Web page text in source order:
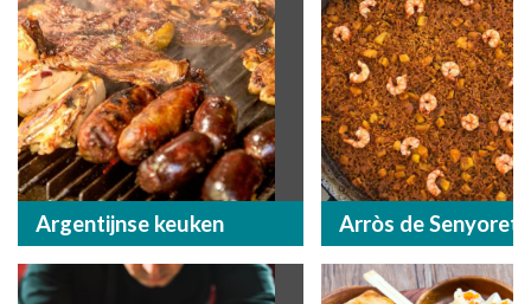
Argentijnse keuken Arròs de Senyoret